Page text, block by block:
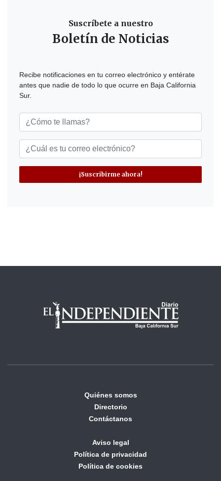
Suscríbete a nuestro
Boletín de Noticias
Recibe notificaciones en tu correo electrónico y entérate
antes que nadie de todo lo que ocurre en Baja California
Sur.
¡Suscribirme ahora!
Quiénes somos
Directorio
Contáctanos
Aviso legal
Política de privacidad
Política de cookies